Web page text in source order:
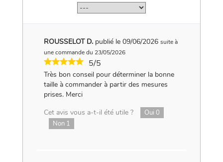
ROUSSELOT D. publié le 09/06/2026 suite à
une commande du 23/05/2026
5/5
Très bon conseil pour déterminer la bonne
taille à commander à partir des mesures
prises. Merci
Cet avis vous a-t-il été utile ?
Oui 0
Non 1